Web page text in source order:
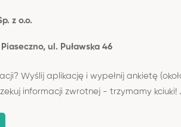
z o.o.
ul. Puławska 46
Wyślij aplikację i wypełnij ankietę
informacji zwrotnej - trzymamy